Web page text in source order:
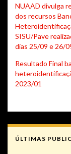
NUAAD divulga
dos recursos
SISU/Pave
dias 25/09 e 26/
Resultado Final
2023/01
ÚLTIMAS